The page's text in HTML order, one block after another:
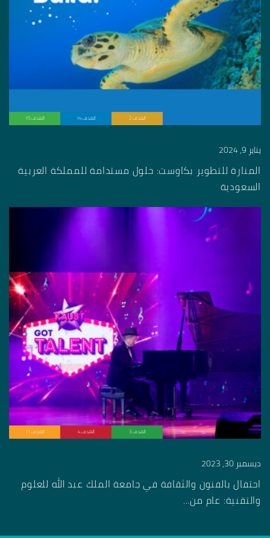
الهدف 2 الهدف 14 الهدف 15
يناير 9, 2024
المنارة للتطوير بكاوست: حلول مستدامة للمملكة العربية
السعودية
الهدف 3 الهدف 4 الهدف 11
ديسمبر 30, 2023
احتفال بالفنون والثقافة في جامعة الملك عبد الله للعلوم
والتقنية: عام من...